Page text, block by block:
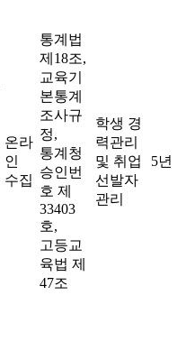
온라
인
수집
통계법
제18조,
교육기
본통계
조사규
정,
통계청
승인번
호 제
33403
호,
고등교
육법 제
47조
학생 경
력관리
및 취업
선발자
관리
5년